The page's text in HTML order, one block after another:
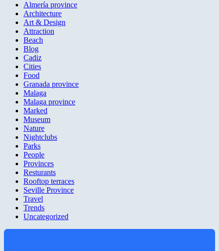
Almería province
Architecture
Art & Design
Attraction
Beach
Blog
Cadiz
Cities
Food
Granada province
Malaga
Malaga province
Marked
Museum
Nature
Nightclubs
Parks
People
Provinces
Resturants
Rooftop terraces
Seville Province
Travel
Trends
Uncategorized